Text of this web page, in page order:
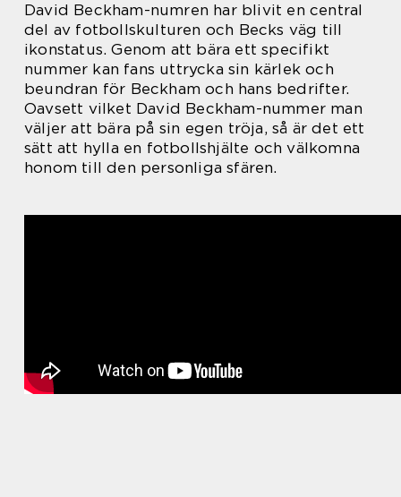
David Beckham-numren har blivit en central
del av fotbollskulturen och Becks väg till
ikonstatus. Genom att bära ett specifikt
nummer kan fans uttrycka sin kärlek och
beundran för Beckham och hans bedrifter.
Oavsett vilket David Beckham-nummer man
väljer att bära på sin egen tröja, så är det ett
sätt att hylla en fotbollshjälte och välkomna
honom till den personliga sfären.